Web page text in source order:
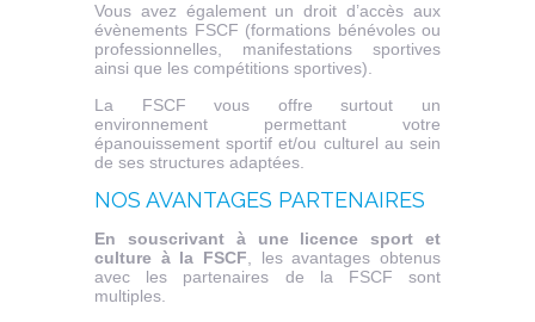
Vous avez également un droit d’accès aux
évènements FSCF (formations bénévoles ou
professionnelles, manifestations sportives
ainsi que les compétitions sportives).
La FSCF vous offre surtout un
environnement permettant votre
épanouissement sportif et/ou culturel au sein
de ses structures adaptées.
NOS AVANTAGES PARTENAIRES
En souscrivant à une licence sport et
culture à la FSCF, les avantages obtenus
avec les partenaires de la FSCF sont
multiples.